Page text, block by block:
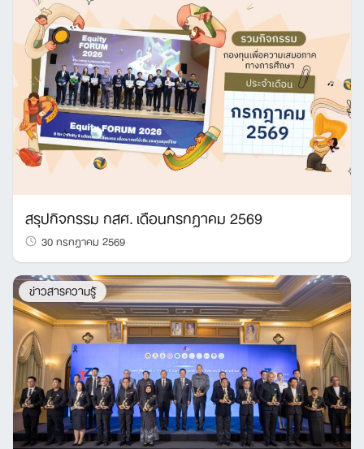
สรุปกิจกรรม กสศ. เดือนกรกฎาคม 2569
30 กรกฎาคม 2569
ข่าวสารความรู้